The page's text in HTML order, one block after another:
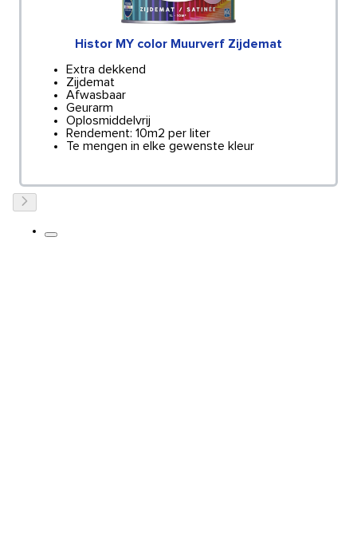
Histor MY color Muurverf Zijdemat
Extra dekkend
Zijdemat
Afwasbaar
Geurarm
Oplosmiddelvrij
Rendement: 10m2 per liter
Te mengen in elke gewenste kleur